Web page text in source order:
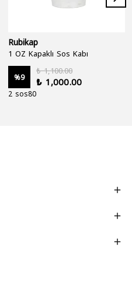
Rubikap
1 OZ Kapaklı Sos Kabı
%9
₺ 1,100.00
₺ 1,000.00
2 sos80